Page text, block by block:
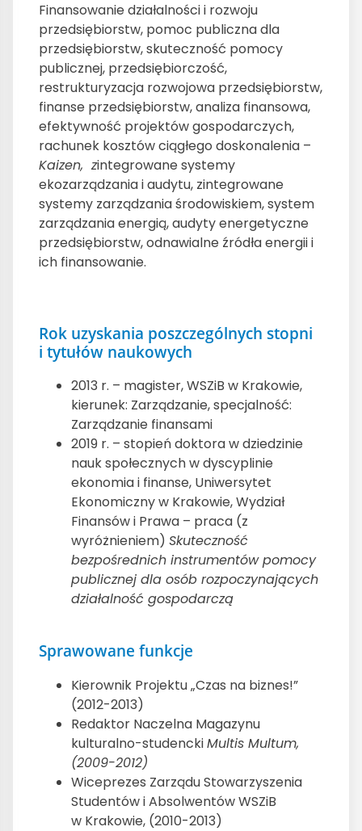
Finansowanie działalności i rozwoju
przedsiębiorstw, pomoc publiczna dla
przedsiębiorstw, skuteczność pomocy
publicznej, przedsiębiorczość,
restrukturyzacja rozwojowa przedsiębiorstw,
finanse przedsiębiorstw, analiza finansowa,
efektywność projektów gospodarczych,
rachunek kosztów ciągłego doskonalenia –
Kaizen, zintegrowane systemy
ekozarządzania i audytu, zintegrowane
systemy zarządzania środowiskiem, system
zarządzania energią, audyty energetyczne
przedsiębiorstw, odnawialne źródła energii i
ich finansowanie.
Rok uzyskania poszczególnych stopni
i tytułów naukowych
2013 r. – magister, WSZiB w Krakowie,
kierunek: Zarządzanie, specjalność:
Zarządzanie finansami
2019 r. – stopień doktora w dziedzinie
nauk społecznych w dyscyplinie
ekonomia i finanse, Uniwersytet
Ekonomiczny w Krakowie, Wydział
Finansów i Prawa – praca (z
wyróżnieniem) Skuteczność
bezpośrednich instrumentów pomocy
publicznej dla osób rozpoczynających
działalność gospodarczą
Sprawowane funkcje
Kierownik Projektu „Czas na biznes!”
(2012-2013)
Redaktor Naczelna Magazynu
kulturalno-studenckiMultis Multum,
(2009-2012)
Wiceprezes Zarządu Stowarzyszenia
Studentów i Absolwentów WSZiB
w Krakowie, (2010-2013)